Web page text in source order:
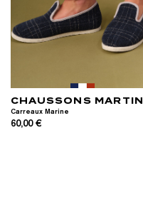
CHAUSSONS MARTIN
Carreaux Marine
60,00 €